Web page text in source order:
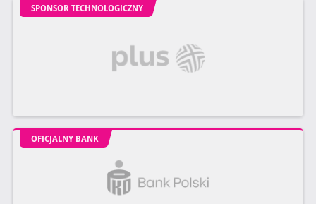
SPONSOR TECHNOLOGICZNY
OFICJALNY BANK